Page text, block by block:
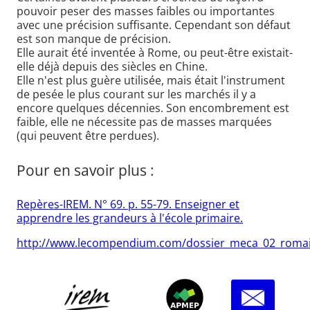
pouvoir peser des masses faibles ou importantes
avec une précision suffisante. Cependant son défaut
est son manque de précision.
Elle aurait été inventée à Rome, ou peut-être existait-
elle déjà depuis des siècles en Chine.
Elle n'est plus guère utilisée, mais était l'instrument
de pesée le plus courant sur les marchés il y a
encore quelques décennies. Son encombrement est
faible, elle ne nécessite pas de masses marquées
(qui peuvent être perdues).
Pour en savoir plus :
Repères-IREM. N° 69. p. 55-79. Enseigner et
apprendre les grandeurs à l'école primaire.
http://www.lecompendium.com/